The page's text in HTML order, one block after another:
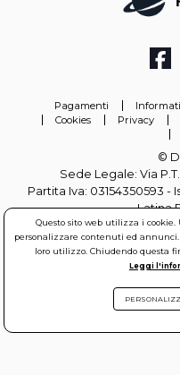
Pagamenti
Cookies
Privacy
©
Sede Legale: Via
Partita Iva: 03154350593
Latina
Questo sito web utilizza i
personalizzare contenuti ed
loro utilizzo. Chiudendo questa
Leggi